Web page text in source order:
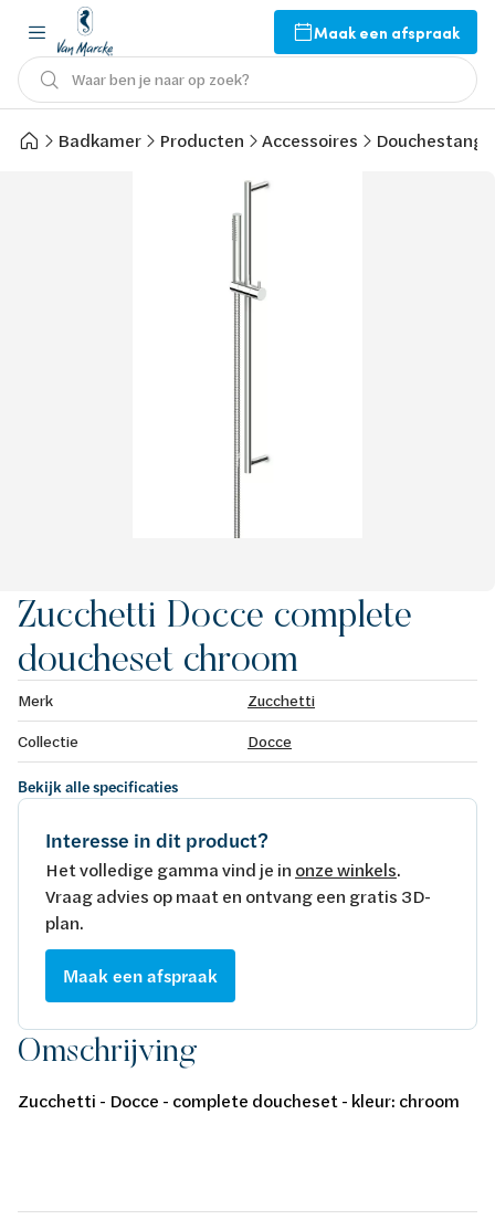
Maak een afspraak
Waar ben je naar op zoek?
Badkamer Producten Accessoires Douchestang
Zucchetti Docce complete
doucheset chroom
Merk
Zucchetti
Collectie
Docce
Bekijk alle specificaties
Interesse in dit product?
Het volledige gamma vind je in onze winkels.
Vraag advies op maat en ontvang een gratis 3D-
plan.
Maak een afspraak
Omschrijving
Zucchetti - Docce - complete doucheset - kleur: chroom